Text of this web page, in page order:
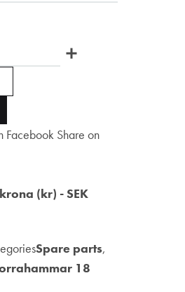
Facebook Share on
(kr) - SEK
Spare parts,
18